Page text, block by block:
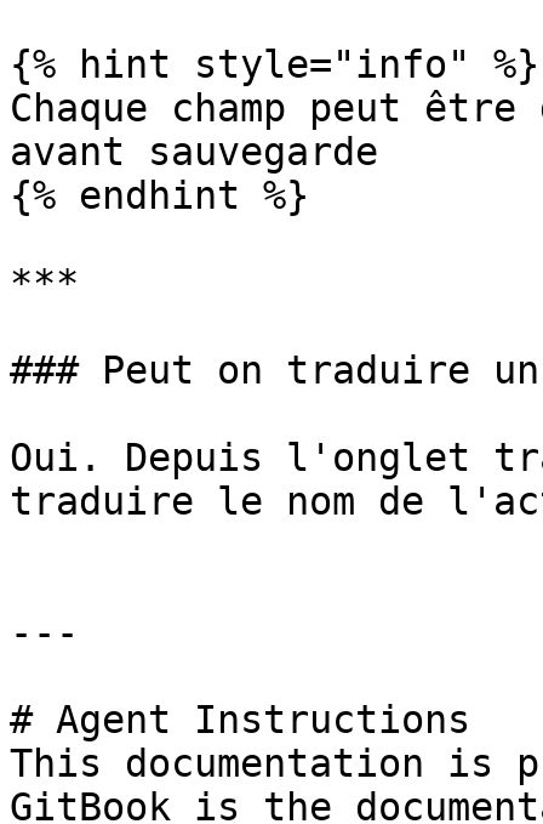
{% hint style="info" %}
Chaque champ peut
avant sauvegarde
{% endhint %}
***
### Peut on traduire
Oui. Depuis l'onglet
traduire le nom de
---
# Agent Instructions
This documentation is
GitBook is the